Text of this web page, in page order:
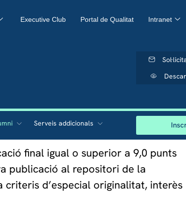
Executive Club Portal de Qualitat Intranet
Serveis addicionals
final igual o superior a 9,0 punts
publicació al repositori de la
d’especial originalitat, interès